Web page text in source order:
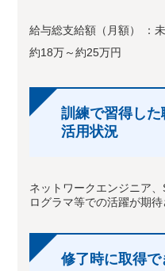
給与総支給額（月額） ：
約18万～約25万円
訓練で習得し
活用状況
ネットワークエンジニア
ログラマ等での活躍が期待
修了時に取得